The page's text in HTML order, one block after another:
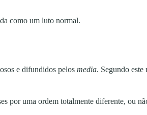
como um luto normal.
e difundidos pelos media. Segundo este
por uma ordem totalmente diferente, ou